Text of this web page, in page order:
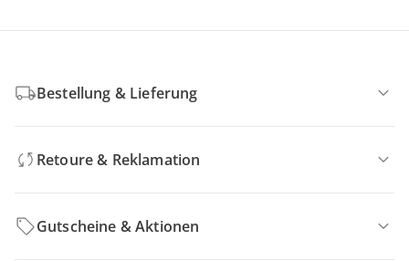
Bestellung & Lieferung
Retoure & Reklamation
Gutscheine & Aktionen